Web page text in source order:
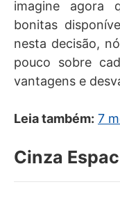
imagine agora
bonitas
nesta decisão,
pouco sobre
vantagens e
Leia também: 7
Cinza